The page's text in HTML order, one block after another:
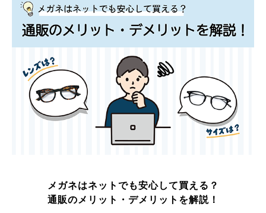
メガネはネットでも安心して買える？
通販のメリット・デメリットを解説！